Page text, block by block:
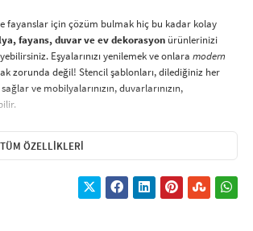
fayanslar için çözüm bulmak hiç bu kadar kolay
fayans, duvar ve ev dekorasyon ürünlerinizi
Eşyalarınızı yenilemek ve onlara modern
zorunda değil! Stencil şablonları, dilediğiniz her
sağlar ve mobilyalarınızın, duvarlarınızın,
Evinizi, kişisel zevkinizle özelleştirebilir
El işi ve ev dekorasyonusevenler için stencil,
kullanılabilir. Özel hammaddeden üretilen
ÖZELLIKLERI